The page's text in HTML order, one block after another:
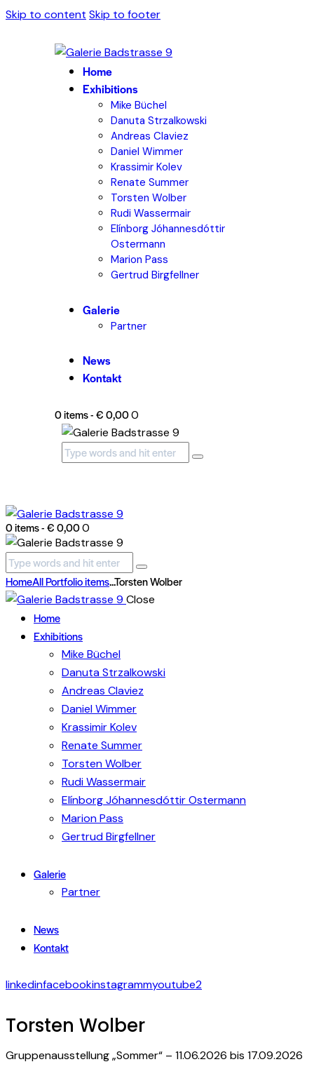
Skip to content Skip to footer
Home
Exhibitions
Mike Büchel
Danuta Strzalkowski
Andreas Claviez
Daniel Wimmer
Krassimir Kolev
Renate Summer
Torsten Wolber
Rudi Wassermair
Elínborg Jóhannesdóttir
Ostermann
Marion Pass
Gertrud Birgfellner
Galerie
Partner
News
Kontakt
0 items-€ 0,000
0 items-€ 0,000
HomeAll Portfolio items...Torsten Wolber
Close
Home
Exhibitions
Mike Büchel
Danuta Strzalkowski
Andreas Claviez
Daniel Wimmer
Krassimir Kolev
Renate Summer
Torsten Wolber
Rudi Wassermair
Elínborg Jóhannesdóttir Ostermann
Marion Pass
Gertrud Birgfellner
Galerie
Partner
News
Kontakt
linkedinfacebookinstagrammyoutube2
Torsten Wolber
Gruppenausstellung „Sommer“ – 11.06.2026 bis 17.09.2026